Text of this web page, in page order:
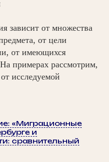
зависит от множества
от цели
от имеющихся
примерах рассмотрим,
исследуемой
«Миграционные
и
сравнительный